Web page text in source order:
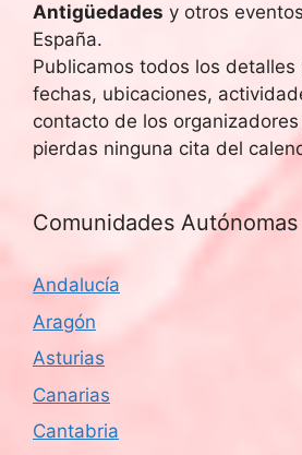
Antigüedades y otros
España.
Publicamos todos los detalles
fechas, ubicaciones,
contacto de los
pierdas ninguna cita del
Comunidades Autónomas
Andalucía
Aragón
Asturias
Canarias
Cantabria